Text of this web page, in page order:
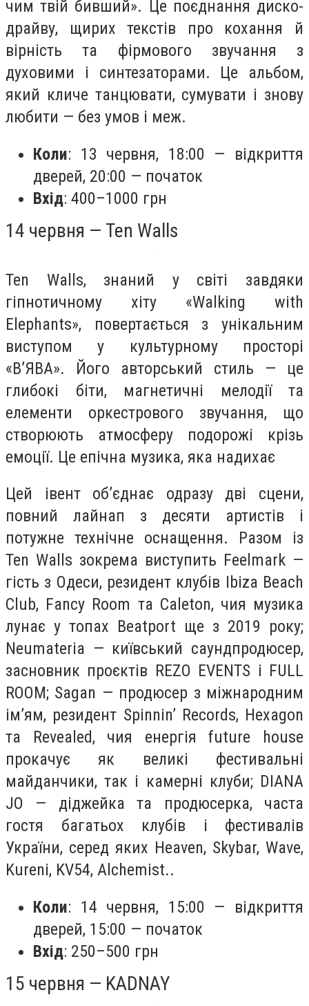
чим твій бивший». Це поєднання диско-
драйву, щирих текстів про кохання й
вірність та фірмового звучання з
духовими і синтезаторами. Це альбом,
який кличе танцювати, сумувати і знову
любити — без умов і меж.
Коли: 13 червня, 18:00 — відкриття
дверей, 20:00 — початок
Вхід: 400–1000 грн
14 червня — Ten Walls
Ten Walls, знаний у світі завдяки
гіпнотичному хіту «Walking with
Elephants», повертається з унікальним
виступом у культурному просторі
«В’ЯВА». Його авторський стиль — це
глибокі біти, магнетичні мелодії та
елементи оркестрового звучання, що
створюють атмосферу подорожі крізь
емоції. Це епічна музика, яка надихає
Цей івент об’єднає одразу дві сцени,
повний лайнап з десяти артистів і
потужне технічне оснащення. Разом із
Ten Walls зокрема виступить Feelmark —
гість з Одеси, резидент клубів Ibiza Beach
Club, Fancy Room та Caleton, чия музика
лунає у топах Beatport ще з 2019 року;
Neumateria — київський саундпродюсер,
засновник проєктів REZO EVENTS і FULL
ROOM; Sagan — продюсер з міжнародним
ім’ям, резидент Spinnin’ Records, Hexagon
та Revealed, чия енергія future house
прокачує як великі фестивальні
майданчики, так і камерні клуби; DIANA
JO — діджейка та продюсерка, часта
гостя багатьох клубів і фестивалів
України, серед яких Heaven, Skybar, Wave,
Kureni, KV54, Alchemist..
Коли: 14 червня, 15:00 — відкриття
дверей, 15:00 — початок
Вхід: 250–500 грн
15 червня — KADNAY